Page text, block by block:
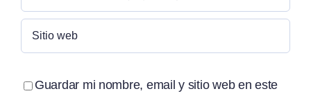
Guardar mi nombre, email y sitio web en este